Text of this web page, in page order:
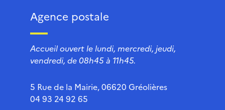
Agence postale
Accueil ouvert le lundi, mercredi, jeudi,
vendredi, de 08h45 à 11h45.
5 Rue de la Mairie, 06620 Gréolières
04 93 24 92 65